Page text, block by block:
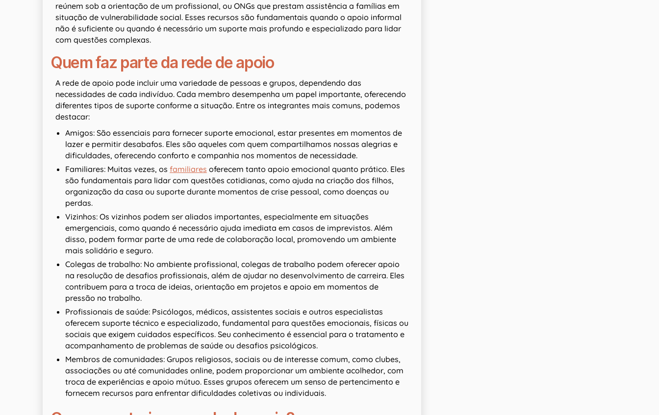
reúnem sob a orientação de um profissional, ou ONGs que prestam assistência a famílias em
situação de vulnerabilidade social. Esses recursos são fundamentais quando o apoio informal
não é suficiente ou quando é necessário um suporte mais profundo e especializado para lidar
com questões complexas.
Quem faz parte da rede de apoio
A rede de apoio pode incluir uma variedade de pessoas e grupos, dependendo das
necessidades de cada indivíduo. Cada membro desempenha um papel importante, oferecendo
diferentes tipos de suporte conforme a situação. Entre os integrantes mais comuns, podemos
destacar:
Amigos: São essenciais para fornecer suporte emocional, estar presentes em momentos de
lazer e permitir desabafos. Eles são aqueles com quem compartilhamos nossas alegrias e
dificuldades, oferecendo conforto e companhia nos momentos de necessidade.
Familiares: Muitas vezes, os familiares oferecem tanto apoio emocional quanto prático. Eles
são fundamentais para lidar com questões cotidianas, como ajuda na criação dos filhos,
organização da casa ou suporte durante momentos de crise pessoal, como doenças ou
perdas.
Vizinhos: Os vizinhos podem ser aliados importantes, especialmente em situações
emergenciais, como quando é necessário ajuda imediata em casos de imprevistos. Além
disso, podem formar parte de uma rede de colaboração local, promovendo um ambiente
mais solidário e seguro.
Colegas de trabalho: No ambiente profissional, colegas de trabalho podem oferecer apoio
na resolução de desafios profissionais, além de ajudar no desenvolvimento de carreira. Eles
contribuem para a troca de ideias, orientação em projetos e apoio em momentos de
pressão no trabalho.
Profissionais de saúde: Psicólogos, médicos, assistentes sociais e outros especialistas
oferecem suporte técnico e especializado, fundamental para questões emocionais, físicas ou
sociais que exigem cuidados específicos. Seu conhecimento é essencial para o tratamento e
acompanhamento de problemas de saúde ou desafios psicológicos.
Membros de comunidades: Grupos religiosos, sociais ou de interesse comum, como clubes,
associações ou até comunidades online, podem proporcionar um ambiente acolhedor, com
troca de experiências e apoio mútuo. Esses grupos oferecem um senso de pertencimento e
fornecem recursos para enfrentar dificuldades coletivas ou individuais.